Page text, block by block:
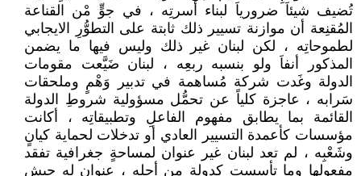
تُضيف شيئاَ ضرورياَ لبناء أسرتِه ، في جوٍّ مْن القناعة
المُقنِعة أن موازنة تسيير ذلك ثابتة على التطوُّرِ الايجابي
لطموحاتِه ، لكن لبنان غير ذلك وليس فيها ما يضمن
المذكور أنفاَ ولو بنسبه ربعِه ، لبنان ضَيَّعت مقومات
الدولة وغَدت شركة مُساهمة في تدبير وَهْمٍ وملحقات
سَرابه ، عاجزة كلياً عن تحمُّل مسؤولية شروطِ الدولة
القائمة بما يطابق مفهوم الفاعلِ وتطبيقاتِه ، أكانت
مؤسسات كأعمدة التسيير العادي أو تدخلات لحماية كيانٍ
وشَعْبِه ، لم تعد لبنان غير عنوان لمساحةٍ جغرافية تفقد
مفعولها وما تأسست كدولة من أجلِه ، عنوان له جيش